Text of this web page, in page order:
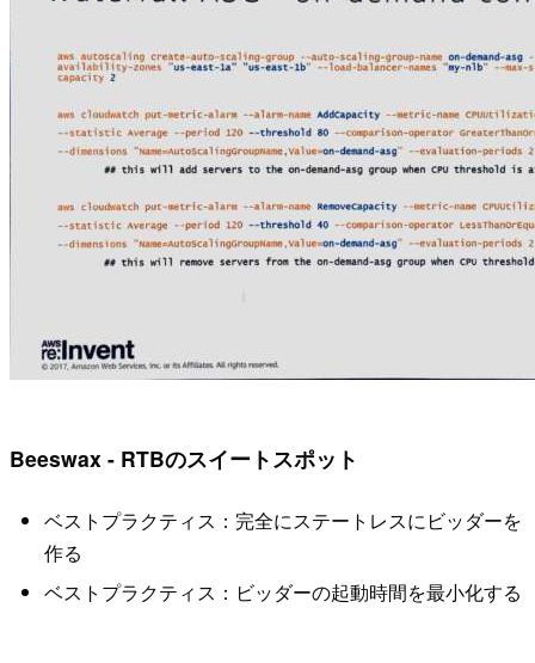
Beeswax - RTBのスイート スポット
ベストプラクティス：完全にステートレスにビッダーを
作る
ベストプラクティス：ビッダーの起動時間を最小化する